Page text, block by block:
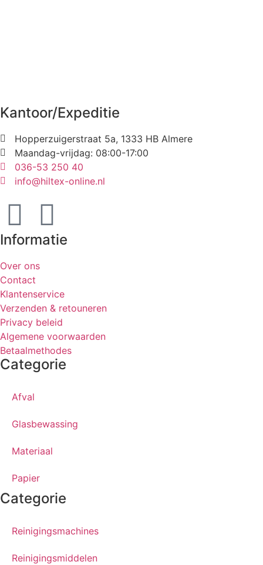
Kantoor/Expeditie
Hopperzuigerstraat 5a, 1333 HB Almere
Maandag-vrijdag: 08:00-17:00
036-53 250 40
info@hiltex-online.nl
Informatie
Over ons
Contact
Klantenservice
Verzenden & retouneren
Privacy beleid
Algemene voorwaarden
Betaalmethodes
Categorie
Afval
Glasbewassing
Materiaal
Papier
Categorie
Reinigingsmachines
Reinigingsmiddelen